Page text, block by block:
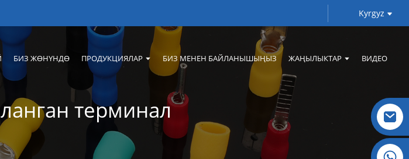
Kyrgyz
БИЗ ЖӨНҮНДӨ ПРОДУКЦИЯЛАР БИЗ МЕНЕН БАЙЛАНЫШЫҢЫЗ ЖАҢЫЛЫКТАР ВИДЕО
Кристалл: +86 19032081821
терминал